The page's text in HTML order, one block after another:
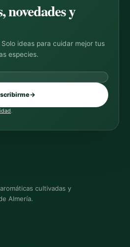
novedades y
ideas para cuidar mejor tus
especies.
→
.
cultivadas y
Almería.